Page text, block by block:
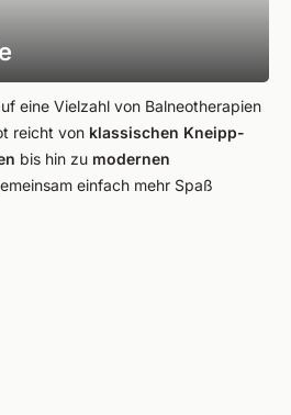
eine Vielzahl von Balneotherapien
reicht von klassischen Kneipp-
bis hin zu modernen
einfach mehr Spaß